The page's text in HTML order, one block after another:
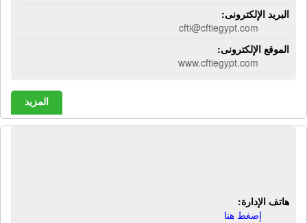
البريد الإلكترونى:
cfti@cftiegypt.com
الموقع الإلكترونى:
www.cftiegypt.com
المزيد
هاتف الإدارة:
إضغط هنا